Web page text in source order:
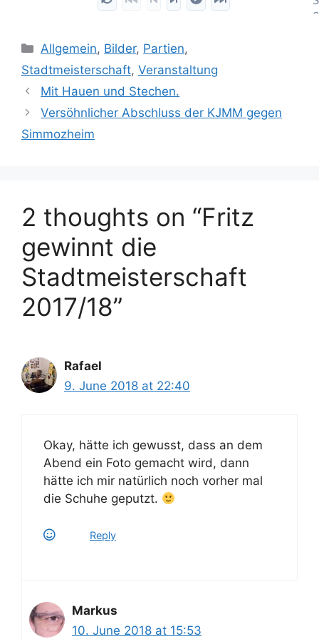
Categories
Allgemein, Bilder, Partien,
Stadtmeisterschaft, Veranstaltung
Mit Hauen und Stechen.
Versöhnlicher Abschluss der KJMM gegen
Simmozheim
2 thoughts on “Fritz
gewinnt die
Stadtmeisterschaft
2017/18”
Rafael
9. June 2018 at 22:40
Okay, hätte ich gewusst, dass an dem
Abend ein Foto gemacht wird, dann
hätte ich mir natürlich noch vorher mal
die Schuhe geputzt.
Reply
Markus
10. June 2018 at 15:53